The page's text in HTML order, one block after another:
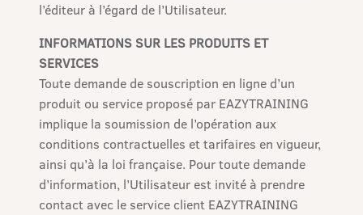
l’éditeur à l’égard de l’Utilisateur.
INFORMATIONS SUR LES PRODUITS ET
SERVICES
Toute demande de souscription en ligne d’un
produit ou service proposé par EAZYTRAINING
implique la soumission de l’opération aux
conditions contractuelles et tarifaires en vigueur,
ainsi qu’à la loi française. Pour toute demande
d’information, l’Utilisateur est invité à prendre
contact avec le service client EAZYTRAINING